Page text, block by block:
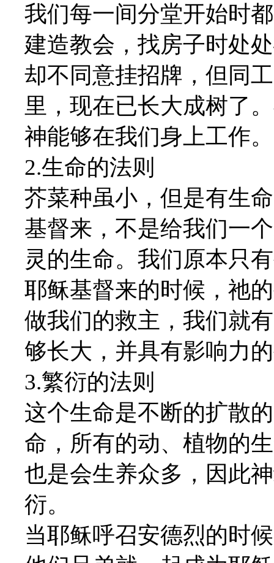
我们每一间分堂开始时
建造教会，找房子时处
却不同意挂招牌，但同
里，现在已长大成树了
神能够在我们身上工作。
2.生命的法则
芥菜种虽小，但是有生
基督来，不是给我们一
灵的生命。我们原本只
耶稣基督来的时候，祂
做我们的救主，我们就
够长大，并具有影响力
3.繁衍的法则
这个生命是不断的扩散
命，所有的动、植物的
也是会生养众多，因此
衍。
当耶稣呼召安德烈的时